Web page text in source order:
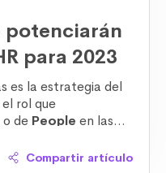
potenciarán
para 2023
es la estrategia del
rol que
o de People en las
llevan a cabo
Compartir artículo